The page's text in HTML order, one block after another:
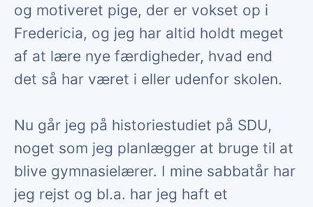
og motiveret pige, der er vokset op i
Fredericia, og jeg har altid holdt meget
af at lære nye færdigheder, hvad end
det så har været i eller udenfor skolen.
Nu går jeg på historiestudiet på SDU,
noget som jeg planlægger at bruge til at
blive gymnasielærer. I mine sabbatår har
jeg rejst og bl.a. har jeg haft et